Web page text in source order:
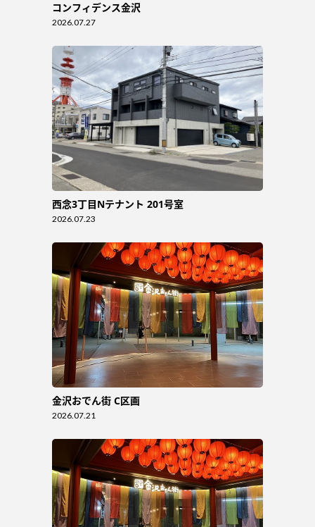
コンフィデンス金沢
2026.07.27
西念3丁目Nテナント 201号室
2026.07.23
金沢おでん街 C区画
2026.07.21